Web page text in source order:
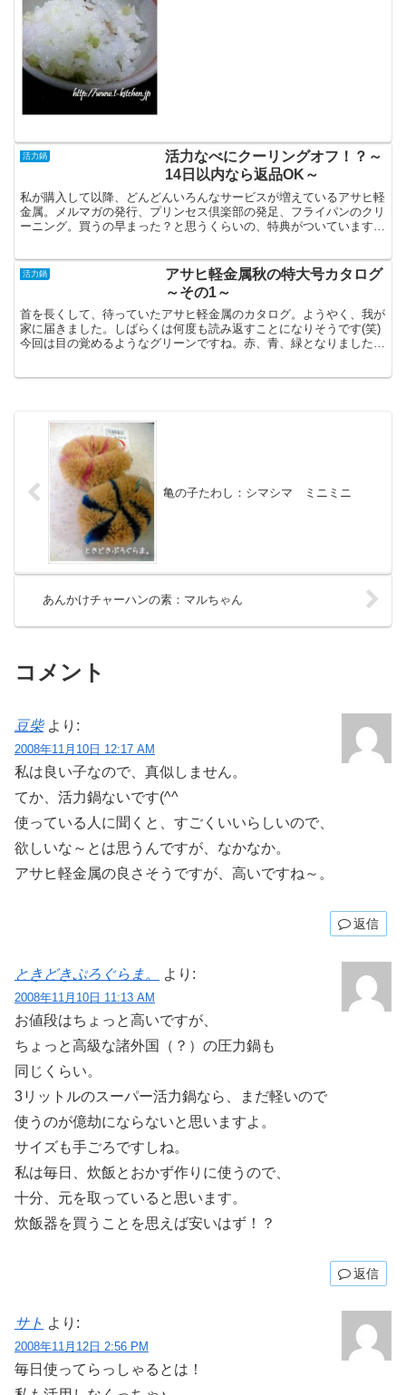
活力鍋
活力なべにクーリングオフ！？～
14日以内なら返品OK～
私が購入して以降、どんどんいろんなサービスが増えているアサヒ軽
金属。メルマガの発行、プリンセス倶楽部の発足、フライパンのクリ
ーニング。買うの早まった？と思うくらいの、特典がついています
活力鍋
アサヒ軽金属秋の特大号カタログ
～その1～
首を長くして、待っていたアサヒ軽金属のカタログ。ようやく、我が
家に届きました。しばらくは何度も読み返すことになりそうです(笑)
今回は目の覚めるようなグリーンですね。赤、青、緑となりました
亀の子たわし：シマシマ ミニミニ
あんかけチャーハンの素：マルちゃん
コメント
豆柴 より:
2008年11月10日 12:17 AM
私は良い子なので、真似しません。
てか、活力鍋ないです(^^ゞ
使っている人に聞くと、すごくいいらしいので、
欲しいな～とは思うんですが、なかなか。
アサヒ軽金属の良さそうですが、高いですね～。
返信
ときどきぷろぐらま。 より:
2008年11月10日 11:13 AM
お値段はちょっと高いですが、
ちょっと高級な諸外国（？）の圧力鍋も
同じくらい。
3リットルのスーパー活力鍋なら、まだ軽いので
使うのが億劫にならないと思いますよ。
サイズも手ごろですしね。
私は毎日、炊飯とおかず作りに使うので、
十分、元を取っていると思います。
炊飯器を買うことを思えば安いはず！？
返信
サト より:
2008年11月12日 2:56 PM
毎日使ってらっしゃるとは！